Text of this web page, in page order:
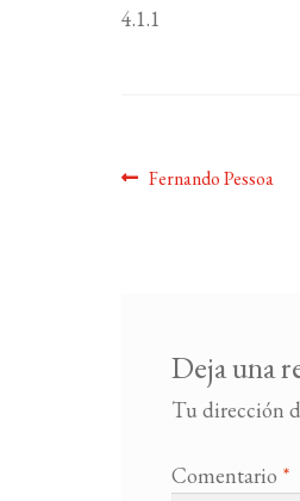
4.1.1
Navegación
Anterior:
Fernando Pessoa
Deja una
Tu dirección
Comentario *